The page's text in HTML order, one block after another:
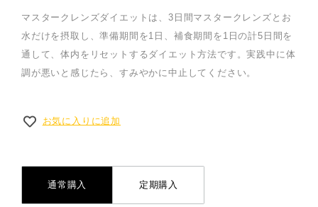
マスタークレンズダイエットは、3日間マスタークレンズとお
水だけを摂取し、準備期間を1日、補食期間を1日の計5日間を
通して、体内をリセットするダイエット方法です。実践中に体
調が悪いと感じたら、すみやかに中止してください。
お気に入りに追加
通常購入 定期購入